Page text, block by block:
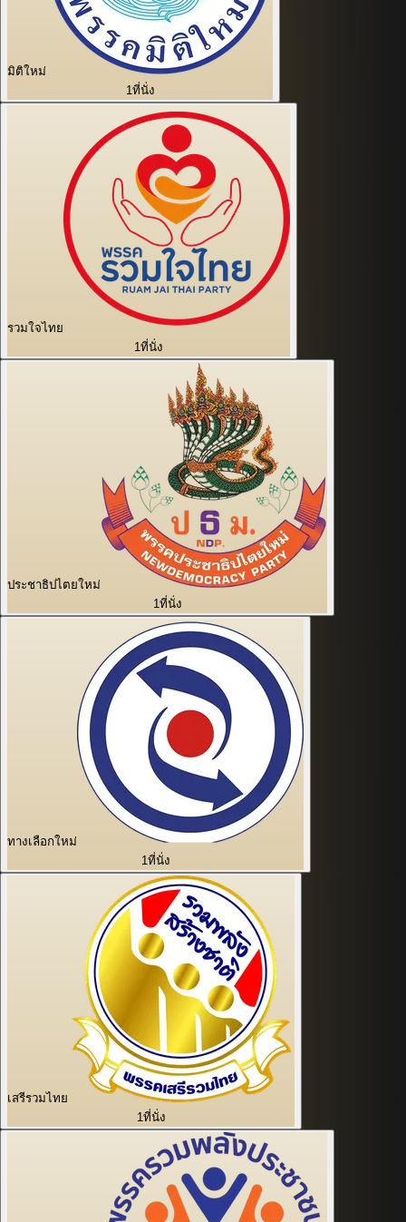
มิติใหม่
1ที่นั่ง
รวมใจไทย
1ที่นั่ง
ประชาธิปไตยใหม่
1ที่นั่ง
ทางเลือกใหม่
1ที่นั่ง
เสรีรวมไทย
1ที่นั่ง